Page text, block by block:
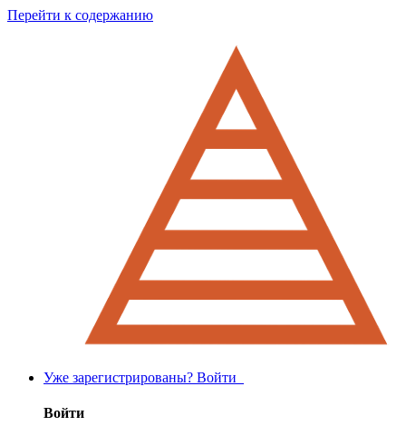
Перейти к содержанию
Уже зарегистрированы? Войти
Войти